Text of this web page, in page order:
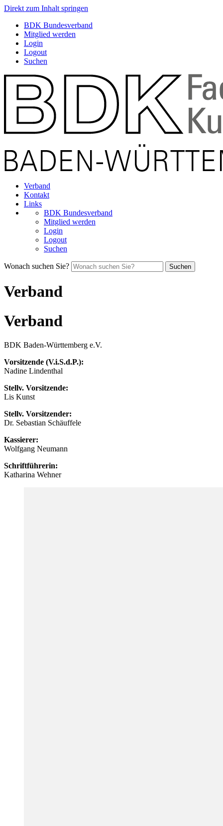
Direkt zum Inhalt springen
BDK Bundesverband
Mitglied werden
Login
Logout
Suchen
Verband
Kontakt
Links
BDK Bundesverband
Mitglied werden
Login
Logout
Suchen
Wonach suchen Sie? Suchen
Verband
Verband
BDK Baden-Württemberg e.V.
Vorsitzende (V.i.S.d.P.):
Nadine Lindenthal
Stellv. Vorsitzende:
Lis Kunst
Stellv. Vorsitzender:
Dr. Sebastian Schäuffele
Kassierer:
Wolfgang Neumann
Schriftführerin:
Katharina Wehner